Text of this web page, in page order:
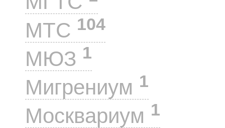
МТС 104
МЮЗ 1
Мигрениум 1
Москвариум 1